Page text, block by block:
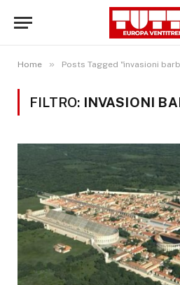
Home » Posts Tagged "invasioni
FILTRO: INVASIONI